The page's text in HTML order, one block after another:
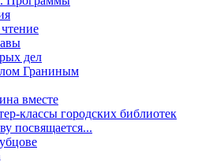
дел
Граниным
вместе
классы городских библиотек
посвящается...